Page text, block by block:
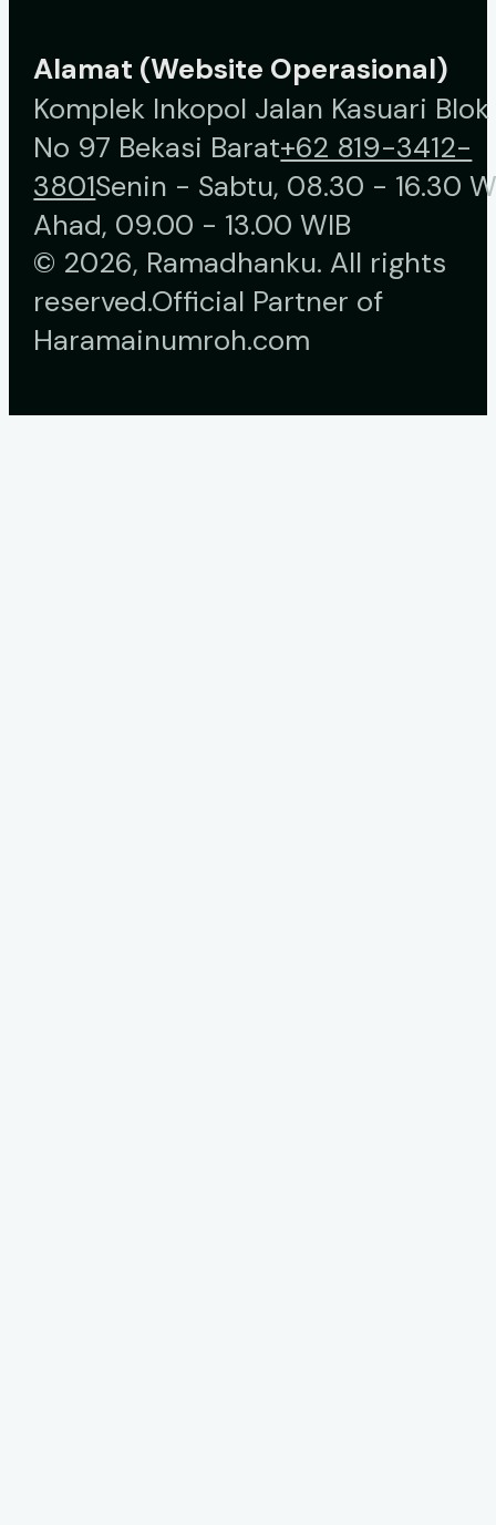
Alamat (Website Operasional)
Komplek Inkopol Jalan Kasuari Blok
No 97 Bekasi Barat+62 819-3412-
3801Senin - Sabtu, 08.30 - 16.30
Ahad, 09.00 - 13.00 WIB
© 2026, Ramadhanku. All rights
reserved.Official Partner of
Haramainumroh.com